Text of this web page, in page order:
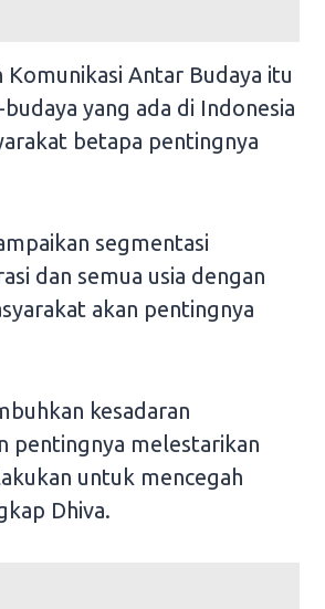
Antar Budaya itu
yang ada di Indonesia
betapa pentingnya
segmentasi
dan semua usia dengan
akan pentingnya
kesadaran
pentingnya melestarikan
untuk mencegah
Dhiva.